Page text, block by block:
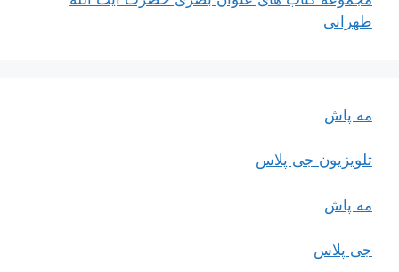
طهرانی
مه پاش
تلویزیون جی پلاس
مه پاش
جی پلاس